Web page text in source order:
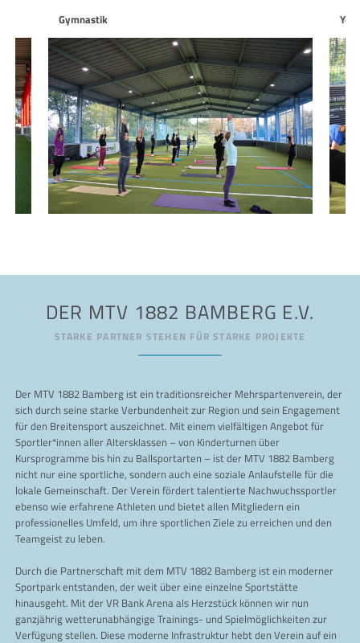
Gymnastik
DER MTV 1882 BAMBERG E.V.
STARKE PARTNER STEHEN FÜR STARKE PROJEKTE
Der MTV 1882 Bamberg ist ein traditionsreicher Mehrspartenverein, der
sich durch seine starke Verbundenheit zur Region und sein Engagement
für den Breitensport auszeichnet. Mit einem vielfältigen Angebot für
Sportler*innen aller Altersklassen – von Kinderturnen über
Kursprogramme bis hin zu Ballsportarten – ist der MTV 1882 Bamberg
nicht nur eine sportliche, sondern auch eine soziale Anlaufstelle für die
lokale Gemeinschaft. Der Verein fördert talentierte Nachwuchssportler
ebenso wie erfahrene Athleten und bietet allen Mitgliedern ein
professionelles Umfeld, um ihre sportlichen Ziele zu erreichen und den
Teamgeist zu leben.
Durch die Partnerschaft mit dem MTV 1882 Bamberg ist ein moderner
Sportpark entstanden, der weit über eine einzelne Sportstätte
hinausgeht. Mit der VR Bank Arena als Herzstück können wir nun
ganzjährig wetterunabhängige Trainings- und Spielmöglichkeiten zur
Verfügung stellen. Diese moderne Infrastruktur hebt den Verein auf ein